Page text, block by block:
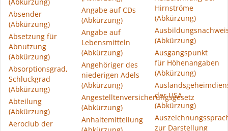
Absender
(Abkürzung)
Absetzung für
Abnutzung
(Abkürzung)
Absorptionsgrad,
Schluckgrad
(Abkürzung)
Abteilung
(Abkürzung)
Aeroclub der
Angabe auf CDs
(Abkürzung)
Angabe auf
Lebensmitteln
(Abkürzung)
Angehöriger des
niederigen Adels
(Abkürzung)
Angestelltenversicherungsgesetz
(Abkürzung)
Anhaltemitteilung
Hirnströme
(Abkürzung)
(Abkürzung)
Ausgangspunkt
für Höhenangaben
(Abkürzung)
der USA
(Abkürzung)
zur Darstellung